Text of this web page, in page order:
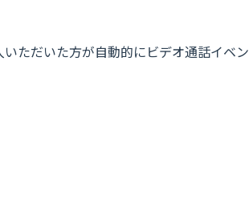
ただいた方が自動的にビデオ通話イベ